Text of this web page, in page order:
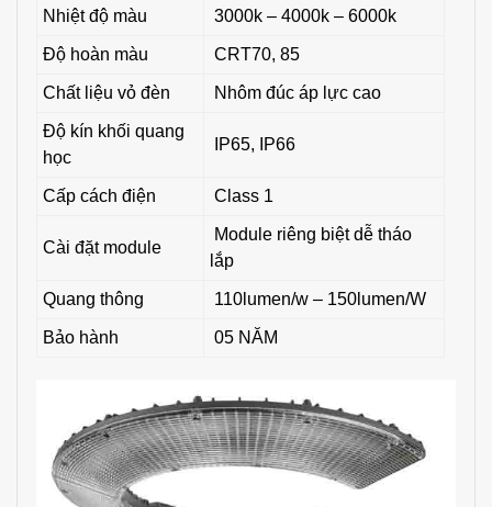
Nhiệt độ màu 3000k – 4000k – 6000k
Độ hoàn màu CRT70, 85
Chất liệu vỏ đèn Nhôm đúc áp lực cao
Độ kín khối quang
học
IP65, IP66
Cấp cách điện Class 1
Cài đặt module
Module riêng biệt dễ tháo
lắp
Quang thông 110lumen/w – 150lumen/W
Bảo hành 05 NĂM